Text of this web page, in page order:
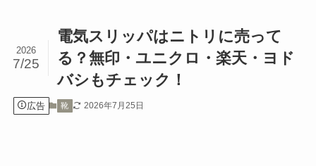
電気スリッパはニトリに売って
る？無印・ユニクロ・楽天・ヨド
バシもチェック！
2026
7/25
広告 靴 2026年7月25日